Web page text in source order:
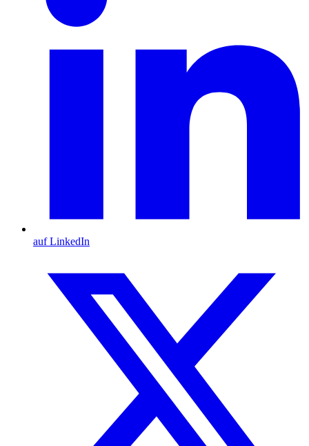
auf LinkedIn